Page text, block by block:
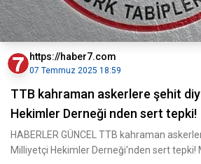
https://haber7.com
07 Temmuz 2025 18:59
TTB kahraman askerlere şehit
Hekimler Derneği nden sert tepki!
HABERLER GÜNCEL TTB kahraman
Milliyetçi Hekimler Derneği'nden sert tepki!